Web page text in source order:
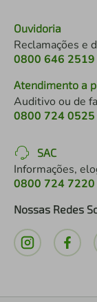
Ouvidoria
Reclamações e
0800 646 2519
Atendimento a
Auditivo ou de
0800 724 0525
SAC
Informações,
0800 724 7220
Nossas Redes